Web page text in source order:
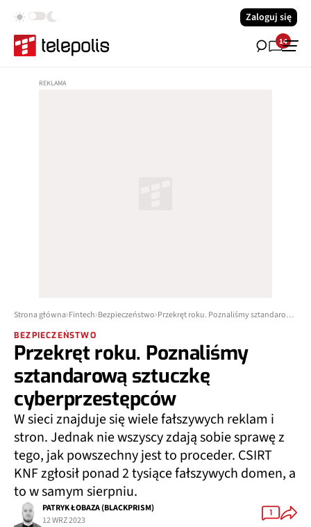
Zaloguj się
14
Strona główna Fintech Bezpieczeństwo Przekręt roku. Poznaliśmy sztandarową sztuczkę cyberprzestępców
BEZPIECZEŃSTWO
Przekręt roku. Poznaliśmy
sztandarową sztuczkę
cyberprzestępców
W sieci znajduje się wiele fałszywych reklam i
stron. Jednak nie wszyscy zdają sobie sprawę z
tego, jak powszechny jest to proceder. CSIRT
KNF zgłosił ponad 2 tysiące fałszywych domen, a
to w samym sierpniu.
PATRYK ŁOBAZA (BLACKPRISM)
12 WRZ 2023
1